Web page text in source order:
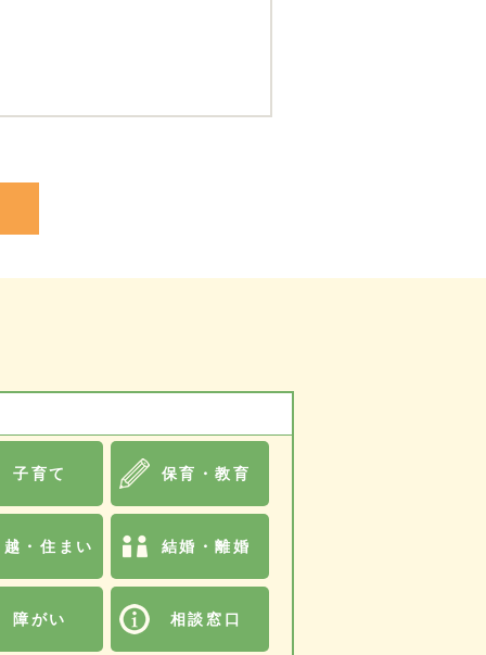
子育て 保育・教育
越・住まい 結婚・離婚
障がい 相談窓口